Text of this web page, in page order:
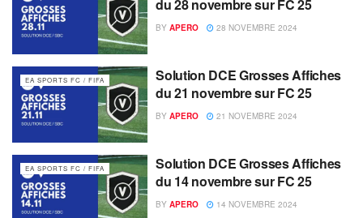
du 28 novembre sur FC 25
BY APERO 28 NOVEMBRE 2024
EA SPORTS FC / FIFA
Solution DCE Grosses Affiches
du 21 novembre sur FC 25
BY APERO 21 NOVEMBRE 2024
EA SPORTS FC / FIFA
Solution DCE Grosses Affiches
du 14 novembre sur FC 25
BY APERO 14 NOVEMBRE 2024